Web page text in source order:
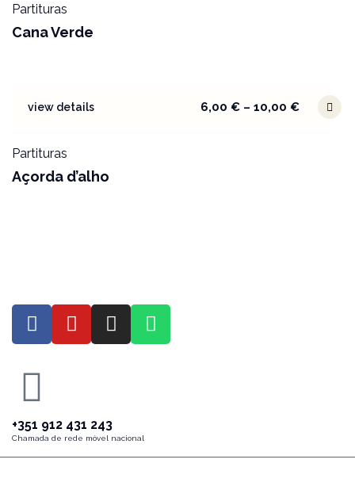
Partituras
Cana Verde
view details 6,00 €– 10,00 €
Partituras
Açorda d’alho
+351 912 431 243
Chamada de rede móvel nacional